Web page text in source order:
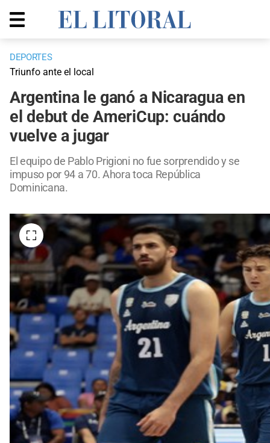
DEPORTES
Triunfo ante el local
Argentina le ganó a Nicaragua en
el debut de AmeriCup: cuándo
vuelve a jugar
El equipo de Pablo Prigioni no fue sorprendido y se
impuso por 94 a 70. Ahora toca República
Dominicana.